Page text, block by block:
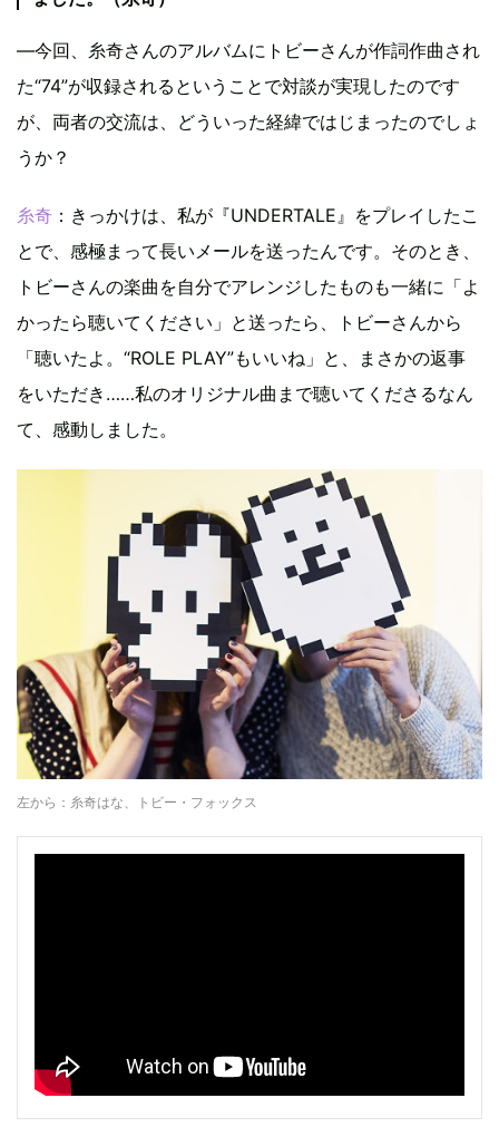
—今回、糸奇さんのアルバムにトビーさんが作詞作曲され
た“74”が収録されるということで対談が実現したのです
が、両者の交流は、どういった経緯ではじまったのでしょ
うか？
糸奇 ：きっかけは、私が『UNDERTALE』をプレイしたこ
とで、感極まって長いメールを送ったんです。そのとき、
トビーさんの楽曲を自分でアレンジしたものも一緒に「よ
かったら聴いてください」と送ったら、トビーさんから
「聴いたよ。“ROLE PLAY”もいいね」と、まさかの返事
をいただき……私のオリジナル曲まで聴いてくださるなん
て、感動しました。
左から：糸奇はな、トビー・フォックス